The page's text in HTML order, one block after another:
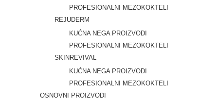
PROFESIONALNI MEZOKOKTELI
REJUDERM
KUĆNA NEGA PROIZVODI
PROFESIONALNI MEZOKOKTELI
SKINREVIVAL
KUĆNA NEGA PROIZVODI
PROFESIONALNI MEZOKOKTELI
OSNOVNI PROIZVODI